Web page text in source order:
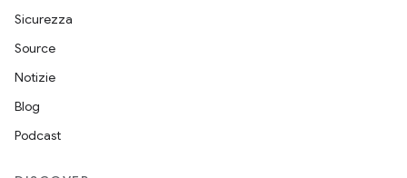
Sicurezza
Source
Notizie
Blog
Podcast